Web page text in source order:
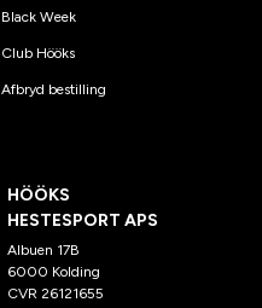
Black Week
Club Hööks
Afbryd bestilling
HÖÖKS
HESTESPORT APS
Albuen 17B
6000 Kolding
CVR 26121655